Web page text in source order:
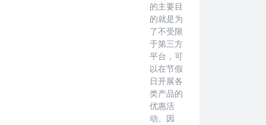
的主要目
的就是为
了不受限
于第三方
平台，可
以在节假
日开展各
类产品的
优惠活
动。因